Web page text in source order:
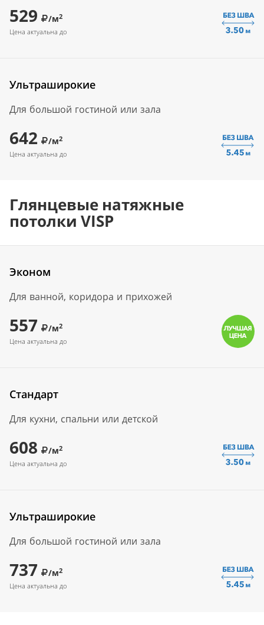
529 /м2
Цена актуальна до
Ультраширокие
Для большой гостиной или зала
642 /м2
Цена актуальна до
Глянцевые натяжные
потолки VISP
Эконом
Для ванной, коридора и прихожей
557 /м2
Цена актуальна до
Стандарт
Для кухни, спальни или детской
608 /м2
Цена актуальна до
Ультраширокие
Для большой гостиной или зала
737 /м2
Цена актуальна до